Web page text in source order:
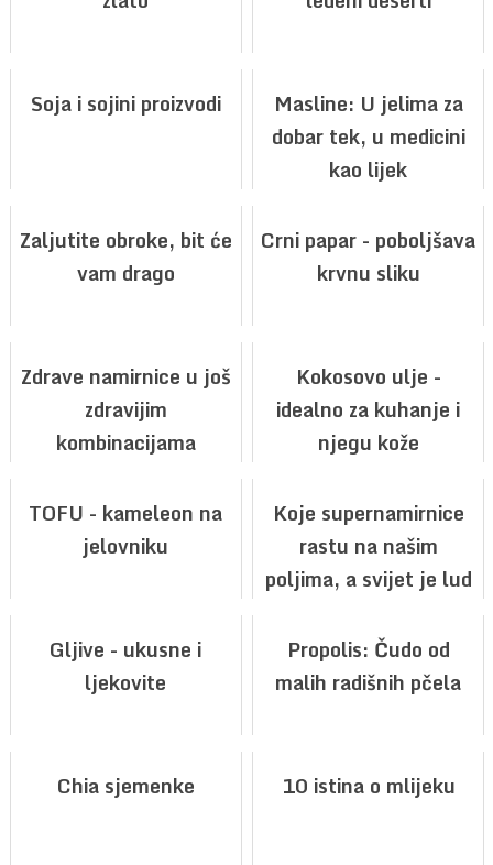
Soja i sojini proizvodi
Masline: U jelima za
dobar tek, u medicini
kao lijek
Zaljutite obroke, bit će
vam drago
Crni papar - poboljšava
krvnu sliku
Zdrave namirnice u još
zdravijim
kombinacijama
Kokosovo ulje -
idealno za kuhanje i
njegu kože
TOFU - kameleon na
jelovniku
Koje supernamirnice
rastu na našim
poljima, a svijet je lud
Gljive - ukusne i
ljekovite
Propolis: Čudo od
malih radišnih pčela
Chia sjemenke 10 istina o mlijeku